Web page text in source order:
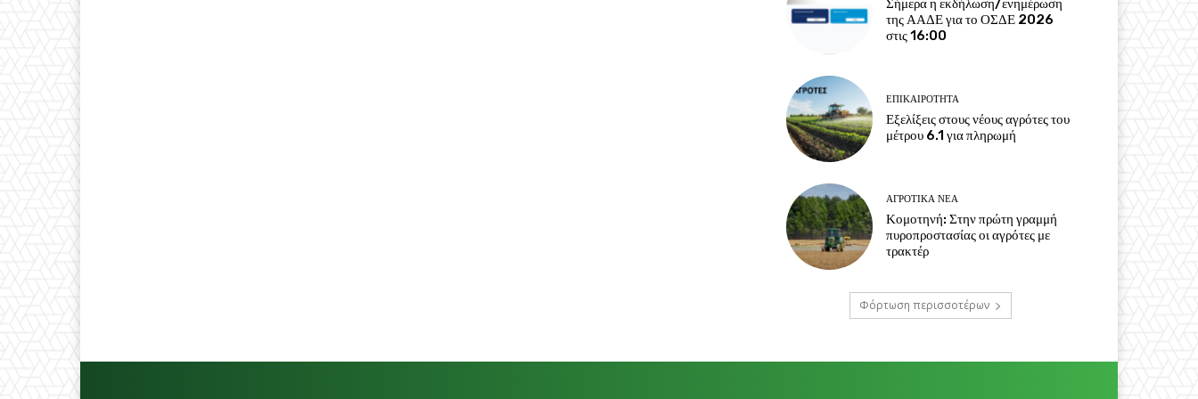
Σήμερα η εκδήλωση/ενημέρωση
της ΑΑΔΕ για το ΟΣΔΕ 2026
στις 16:00
ΕΠΙΚΑΙΡΌΤΗΤΑ
Εξελίξεις στους νέους αγρότες του
μέτρου 6.1 για πληρωμή
ΑΓΡΟΤΙΚΆ ΝΈΑ
Κομοτηνή: Στην πρώτη γραμμή
πυροπροστασίας οι αγρότες με
τρακτέρ
Φόρτωση περισσοτέρων